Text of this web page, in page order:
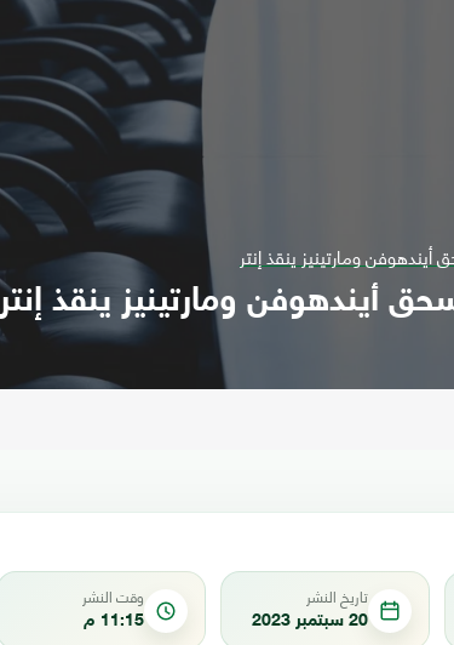
ومارتينيز ينقذ إنتر
أيندهوفن ومارتينيز ينقذ إنتر
تاريخ النشر
20 سبتمبر 2023
وقت النشر
11:15 م